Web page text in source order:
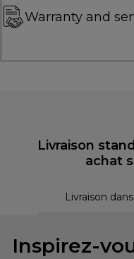
Warranty and
Livraison
achat
Livraison
Inspirez-